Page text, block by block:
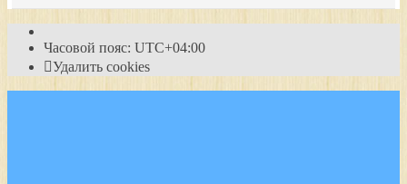
Часовой пояс: UTC+04:00
Удалить cookies